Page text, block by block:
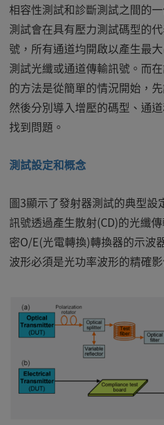
相容性測試和診斷測試之間的
測試會在具有壓力測試碼型的
號，所有通道均開啟以產生最
測試光纖或通道傳輸訊號。而
的方法是從簡單的情況開始，
然後分別導入增壓的碼型、通
找到問題。
測試設定和概念
圖3顯示了發射器測試的典型設
訊號透過產生散射(CD)的光纖
密O/E(光電轉換)轉換器的示波
波形必須是光功率波形的精確影